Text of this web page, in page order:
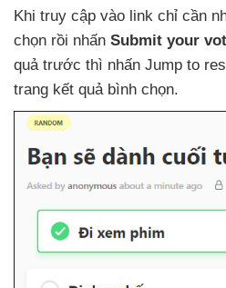
Khi truy cập vào link chỉ cần
chọn rồi nhấn Submit your
quả trước thì nhấn Jump to
trang kết quả bình chọn.